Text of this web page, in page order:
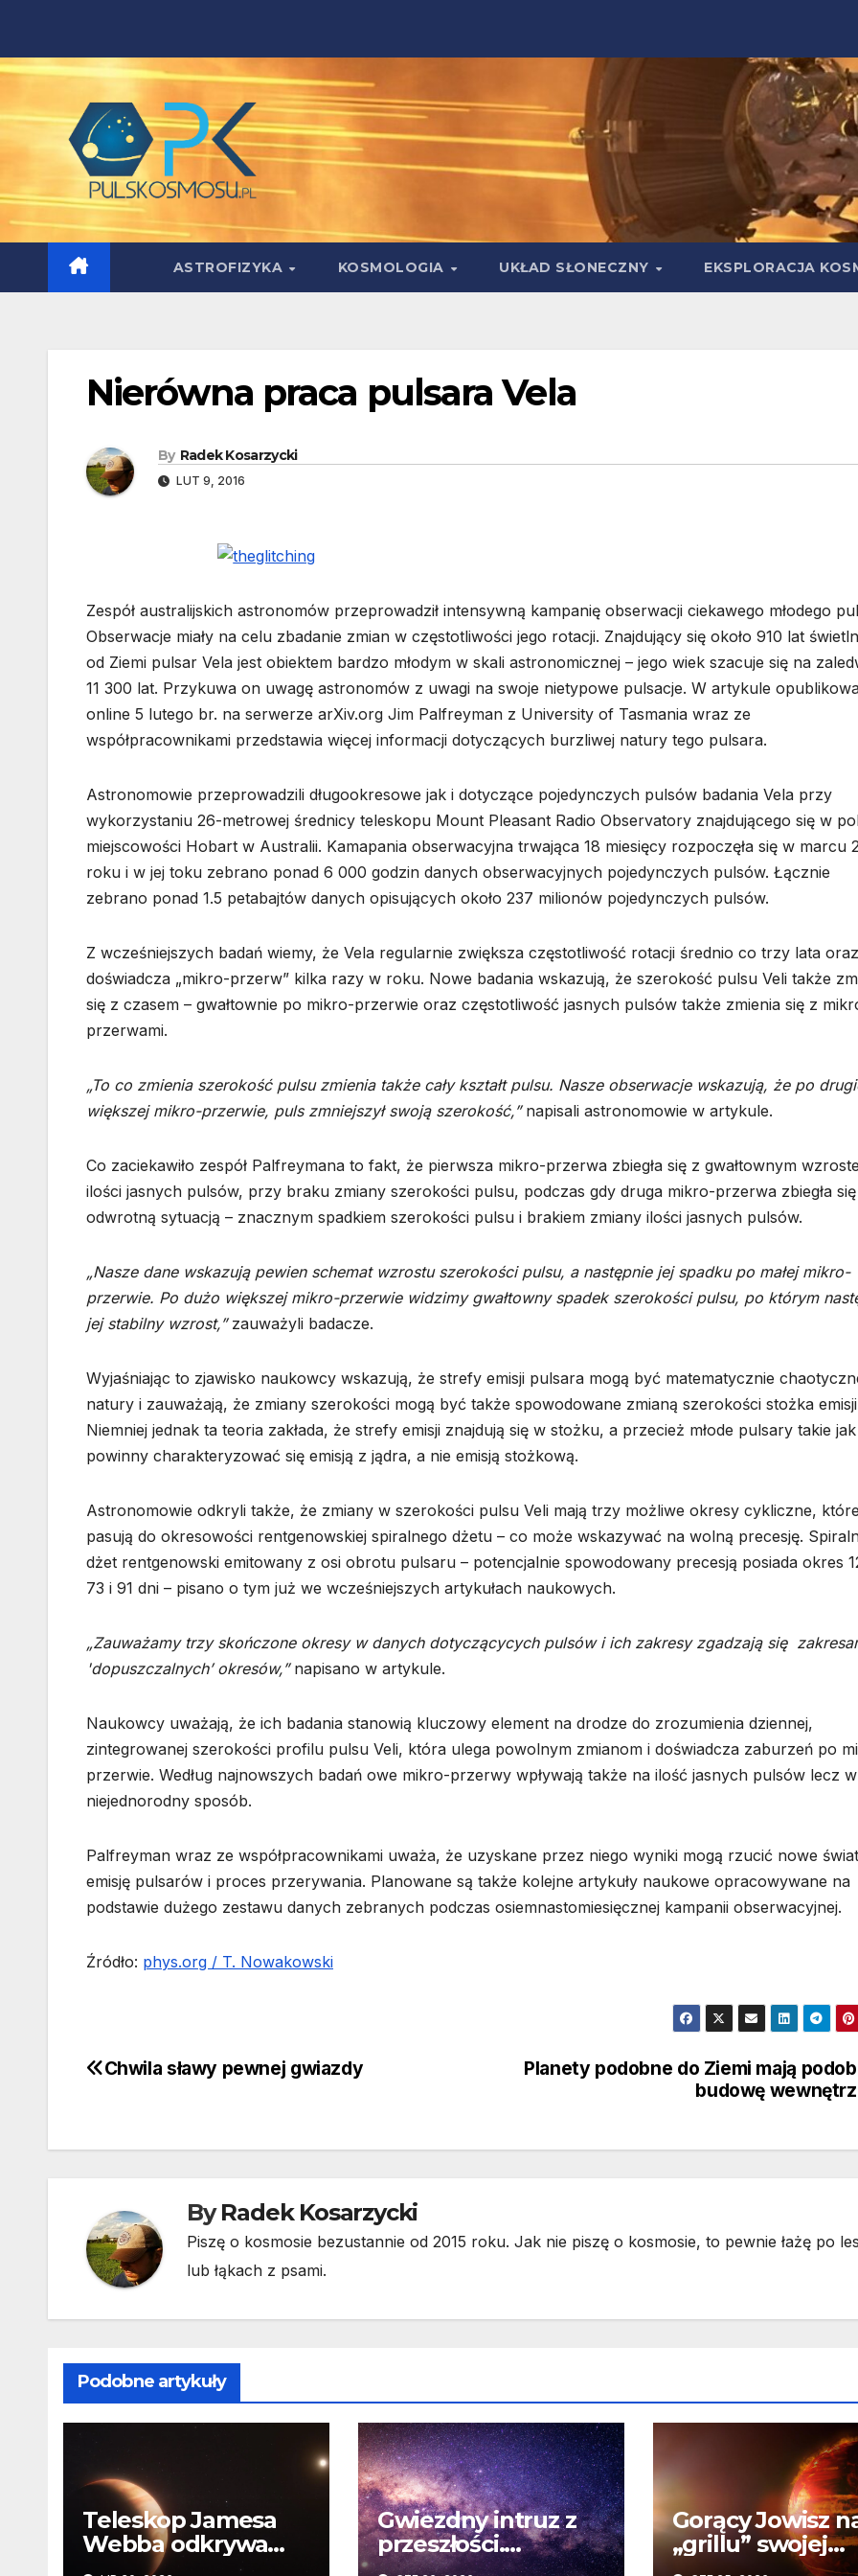
content
ASTROFIZYKA KOSMOLOGIA UKŁAD SŁONECZNY EKSPLORACJA
Nierówna praca pulsara Vela
By Radek Kosarzycki
LUT 9, 2016
Zespół australijskich astronomów przeprowadził intensywną kampanię obserwacji ciekawego młodego
Obserwacje miały na celu zbadanie zmian w częstotliwości jego rotacji. Znajdujący się około 910 lat
od Ziemi pulsar Vela jest obiektem bardzo młodym w skali astronomicznej – jego wiek szacuje się na
11 300 lat. Przykuwa on uwagę astronomów z uwagi na swoje nietypowe pulsacje. W artykule
online 5 lutego br. na serwerze arXiv.org Jim Palfreyman z University of Tasmania wraz ze
współpracownikami przedstawia więcej informacji dotyczących burzliwej natury tego pulsara.
Astronomowie przeprowadzili długookresowe jak i dotyczące pojedynczych pulsów badania Vela przy
wykorzystaniu 26-metrowej średnicy teleskopu Mount Pleasant Radio Observatory znajdującego się w
miejscowości Hobart w Australii. Kamapania obserwacyjna trwająca 18 miesięcy rozpoczęła się w marcu
roku i w jej toku zebrano ponad 6 000 godzin danych obserwacyjnych pojedynczych pulsów. Łącznie
zebrano ponad 1.5 petabajtów danych opisujących około 237 milionów pojedynczych pulsów.
Z wcześniejszych badań wiemy, że Vela regularnie zwiększa częstotliwość rotacji średnio co trzy lata oraz
doświadcza „mikro-przerw” kilka razy w roku. Nowe badania wskazują, że szerokość pulsu Veli także
się z czasem – gwałtownie po mikro-przerwie oraz częstotliwość jasnych pulsów także zmienia się z
przerwami.
„To co zmienia szerokość pulsu zmienia także cały kształt pulsu. Nasze obserwacje wskazują, że po
większej mikro-przerwie, puls zmniejszył swoją szerokość,”napisali astronomowie w artykule.
Co zaciekawiło zespół Palfreymana to fakt, że pierwsza mikro-przerwa zbiegła się z gwałtownym
ilości jasnych pulsów, przy braku zmiany szerokości pulsu, podczas gdy druga mikro-przerwa zbiegła
odwrotną sytuacją – znacznym spadkiem szerokości pulsu i brakiem zmiany ilości jasnych pulsów.
„Nasze dane wskazują pewien schemat wzrostu szerokości pulsu, a następnie jej spadku po małej mikro-
przerwie. Po dużo większej mikro-przerwie widzimy gwałtowny spadek szerokości pulsu, po którym
jej stabilny wzrost,”zauważyli badacze.
Wyjaśniając to zjawisko naukowcy wskazują, że strefy emisji pulsara mogą być matematycznie
natury i zauważają, że zmiany szerokości mogą być także spowodowane zmianą szerokości stożka
Niemniej jednak ta teoria zakłada, że strefy emisji znajdują się w stożku, a przecież młode pulsary takie
powinny charakteryzować się emisją z jądra, a nie emisją stożkową.
Astronomowie odkryli także, że zmiany w szerokości pulsu Veli mają trzy możliwe okresy cykliczne, które
pasują do okresowości rentgenowskiej spiralnego dżetu – co może wskazywać na wolną precesję.
dżet rentgenowski emitowany z osi obrotu pulsaru – potencjalnie spowodowany precesją posiada okres
73 i 91 dni – pisano o tym już we wcześniejszych artykułach naukowych.
„Zauważamy trzy skończone okresy w danych dotyczącycych pulsów i ich zakresy zgadzają się
'dopuszczalnych’ okresów,”napisano w artykule.
Naukowcy uważają, że ich badania stanowią kluczowy element na drodze do zrozumienia dziennej,
zintegrowanej szerokości profilu pulsu Veli, która ulega powolnym zmianom i doświadcza zaburzeń po
przerwie. Według najnowszych badań owe mikro-przerwy wpływają także na ilość jasnych pulsów lecz w
niejednorodny sposób.
Palfreyman wraz ze współpracownikami uważa, że uzyskane przez niego wyniki mogą rzucić nowe
emisję pulsarów i proces przerywania. Planowane są także kolejne artykuły naukowe opracowywane na
podstawie dużego zestawu danych zebranych podczas osiemnastomiesięcznej kampanii obserwacyjnej.
Źródło: phys.org / T. Nowakowski
Nawigacja
Planety podobne do Ziemi mają
budowę
Chwila sławy pewnej gwiazdy
ByRadek Kosarzycki
Piszę o kosmosie bezustannie od 2015 roku. Jak nie piszę o kosmosie, to pewnie łażę po
lub łąkach z psami.
Podobne artykuły
Teleskop Jamesa
Webba odkrywa
„drugie życie”
Gwiezdny intruz z
przeszłości.
Niezwykły wpływ
Gorący Jowisz
„grillu” swojej
gwiazdy.